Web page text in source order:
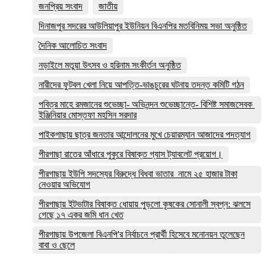
জনপ্রিয় সংবাদ
জাতীয়
দিনাজপুর সদরের আউলিয়াপুর ইউনিয়ন বিএনপির মতবিনিময় সভা অনুষ্ঠিত
দৈনিক আলোচিত সংবাদ
নড়াইলে মতুয়া উৎসব ও হরিনাম সংকীর্তন অনুষ্ঠিত
নারীদের ফুটবল খেলা নিয়ে আপত্তি-ভাঙচুরের ঘটনায় তদন্ত কমিটি গঠন
পবিত্র মাহে রমজানের শুভেচ্ছা- অভিনন্দন শুভেচ্ছান্তে- বিশিষ্ট সমাজসেবক
ইঞ্জিনিয়ার মোস্তফা মহসিন সরদার
পাইকগাছায় ছাত্র জনতার আন্দোলনের মুখে চেয়ারম্যান আজাদের পদত্যাগ
পীরগাছা রাতের আঁধারে পুকুরে বিষাক্ত গ্যাস ট্যাবলেট প্রয়োগ।
পীরগাছায় ইউপি সদস্যের বিরুদ্ধে বিধবা ভাতার নামে ২৫ হাজার টাকা
নেওয়ার অভিযোগ
পীরগাছায় ইটভাটার বিষাক্ত ধোয়ায় পুড়লো কৃষকের সোনালী স্বপ্ন: ঝলসে
গেছে ১৭ একর জমি ধান খেত
পীরগাছায় উপজেলা বিএনপি'র নির্বাচনে প্রার্থী হিসেবে মনোনয়ন তুলেছেন
বাবা ও ছেলে